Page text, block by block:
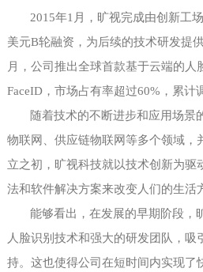
2015年1月，旷视完成由创新工
美元B轮融资，为后续的技术研发提
月，公司推出全球首款基于云端的人
FaceID，市场占有率超过60%，累计
随着技术的不断进步和应用场景
物联网、供应链物联网等多个领域，
立之初，旷视科技就以技术创新为驱
法和软件解决方案来改变人们的生活
能够看出，在发展的早期阶段，
人脸识别技术和强大的研发团队，吸
持。这也使得公司在短时间内实现了